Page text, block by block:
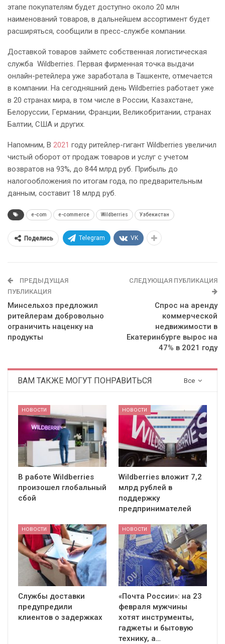
этапе покупателям будет доступно около 20 млн
наименований товаров, в дальнейшем ассортимент будет
расширяться, сообщили в пресс-службе компании.
Доставкой товаров займетс собственная логистическая
служба Wildberries. Первая фирменная точка выдачи
онлайн-ретейлера уже заработала в Ташкенте, отмечается
в компании. На сегодняшний день Wildberries работает уже
в 20 странах мира, в том числе в России, Казахстане,
Белоруссии, Германии, Франции, Великобритании, странах
Балтии, США и других.
Напомним, В 2021 году ритейлер-гигант Wildberries увеличил
чистый оборот от продаж товаров и услуг с учетом
возвратов на 93%, до 844 млрд руб. Прибыль до
налогообложения по итогам года, по предварительным
данным, составит 18 млрд руб.
e-com e-commerce Wildberries Узбекистан
Поделись Telegram VK
ПРЕДЫДУЩАЯ
ПУБЛИКАЦИЯ
Минсельхоз предложил
ритейлерам добровольно
ограничить наценку на
продукты
СЛЕДУЮЩАЯ ПУБЛИКАЦИЯ
Спрос на аренду
коммерческой
недвижимости в
Екатеринбурге вырос на
47% в 2021 году
Все
ВАМ ТАКЖЕ МОГУТ ПОНРАВИТЬСЯ
НОВОСТИ
В работе Wildberries
произошел глобальный
сбой
НОВОСТИ
Wildberries вложит 7,2
млрд рублей в
поддержку
предпринимателей
НОВОСТИ
Службы доставки
предупредили
клиентов о задержках
НОВОСТИ
«Почта России»: на 23
февраля мужчины
хотят инструменты,
гаджеты и бытовую
технику, а…